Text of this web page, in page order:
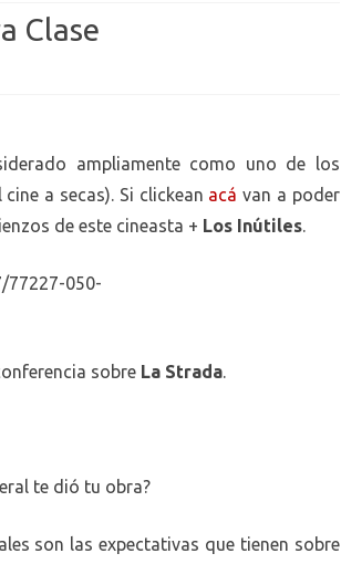
Clase
ampliamente como uno de los
a secas). Si clickean acá van a poder
de este cineasta + Los Inútiles.
sobre La Strada.
te dió tu obra?
son las expectativas que tienen sobre